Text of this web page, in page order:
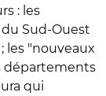
: les
Sud-Ouest
les "nouveaux
départements
qui